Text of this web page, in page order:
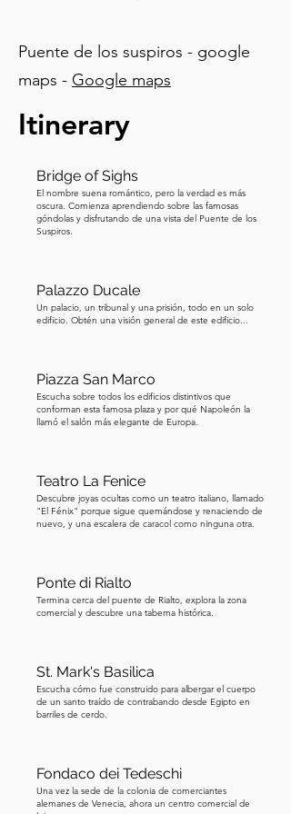
superior del campanario. Sin embargo,
el momento más dramático en la
historia de la torre ocurrió en el año mil
colapsó justo después de dar una
escombros cayeron en la plaza de
abajo. Milagrosamente, nadie murió ni
resultó herido. Venecia había perdido
uno de sus monumentos más icónicos,
exactamente como era. Notablemente,
en solo unos pocos años, la torre fue
restaurada, erigiéndose de nuevo alta,
Hoy, llegar a la cima de la torre es muy
fácil. A diferencia de otros
campanarios que requieren subir
puedas llegar a la cima cómodamente
y disfrutar de impresionantes vistas de
Venecia. Hay una tarifa para tomar el
cima, puedes ver las cúpulas de la
Basílica de San Marcos, los canales
disfrutarás de un impresionante
panorama de trescientos sesenta
grados de la ciudad y más allá. Ahora,
su base, encontrarás la elegante logia,
diseñada por el arquitecto Jacopo
Puente de los suspiros - google
maps - Google maps
Itinerary
Bridge of Sighs
El nombre suena romántico, pero la verdad es más
oscura. Comienza aprendiendo sobre las famosas
góndolas y disfrutando de una vista del Puente de los
Suspiros.
Palazzo Ducale
Un palacio, un tribunal y una prisión, todo en un solo
edificio. Obtén una visión general de este edificio...
Piazza San Marco
Escucha sobre todos los edificios distintivos que
conforman esta famosa plaza y por qué Napoleón la
llamó el salón más elegante de Europa.
Teatro La Fenice
Descubre joyas ocultas como un teatro italiano, llamado
"El Fénix" porque sigue quemándose y renaciendo de
nuevo, y una escalera de caracol como ninguna otra.
Ponte di Rialto
Termina cerca del puente de Rialto, explora la zona
comercial y descubre una taberna histórica.
St. Mark's Basilica
Escucha cómo fue construido para albergar el cuerpo
de un santo traído de contrabando desde Egipto en
barriles de cerdo.
Fondaco dei Tedeschi
Una vez la sede de la colonia de comerciantes
alemanes de Venecia, ahora un centro comercial de